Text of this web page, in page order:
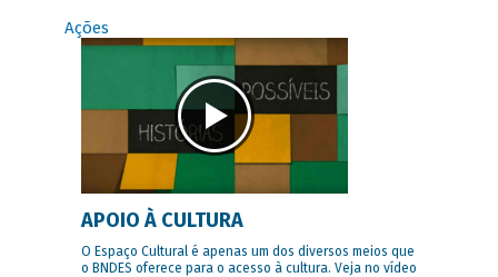
Ações
APOIO À CULTURA
O Espaço Cultural é apenas um dos diversos meios que
o BNDES oferece para o acesso à cultura. Veja no vídeo